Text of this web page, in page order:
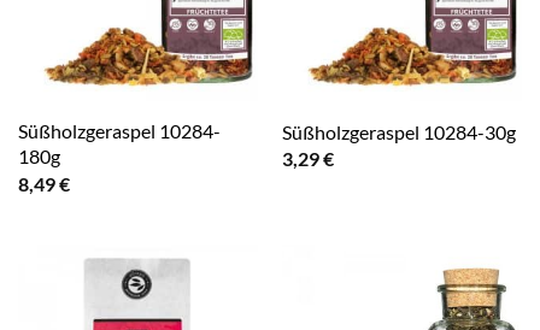
Süßholzgeraspel 10284-
180g
8,49€
Süßholzgeraspel 10284-30g
3,29€